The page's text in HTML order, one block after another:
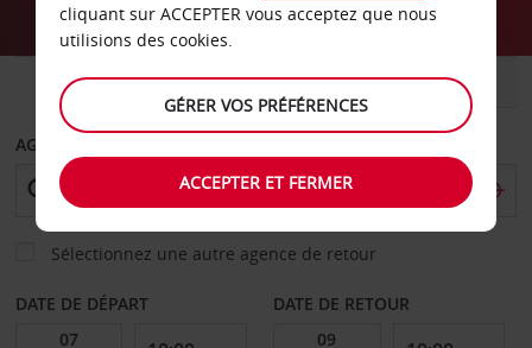
VOITURE UTILITAIRE
AGENCE DE DÉPART
Sélectionnez une autre agence de retour
DATE DE DÉPART DATE DE RETOUR
cliquant sur ACCEPTER vous acceptez que nous
utilisions des cookies.
GÉRER VOS PRÉFÉRENCES
ACCEPTER ET FERMER